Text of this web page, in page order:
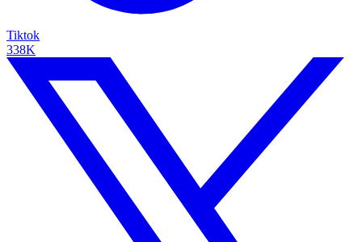
Tiktok
338K